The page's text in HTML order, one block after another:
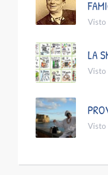
Visto
LA
Visto
Visto